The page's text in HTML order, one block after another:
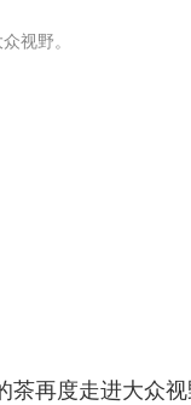
视野。
再度走进大众